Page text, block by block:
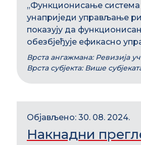
„Функционисање
унаприједи управљање
показују да
обезбјеђује ефикасно
Врста ангажмана: Ревизија
Врста субјекта: Више
Објављено: 30. 08. 2024.
Накнадни